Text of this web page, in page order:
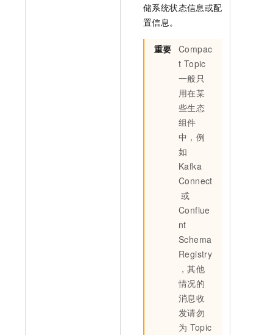
储系统状态信息或配
置信息。
重要 Compac
t Topic
一般只
用在某
些生态
组件
中，例
如
Kafka
Connect
或
Conflue
nt
Schema
Registry
，其他
情况的
消息收
发请勿
为 Topic